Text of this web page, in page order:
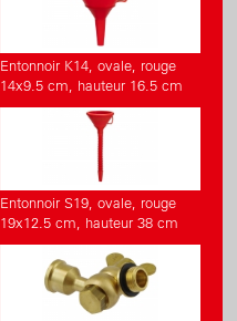
Entonnoir K14, ovale, rouge
14x9.5 cm, hauteur 16.5 cm
Entonnoir S19, ovale, rouge
19x12.5 cm, hauteur 38 cm